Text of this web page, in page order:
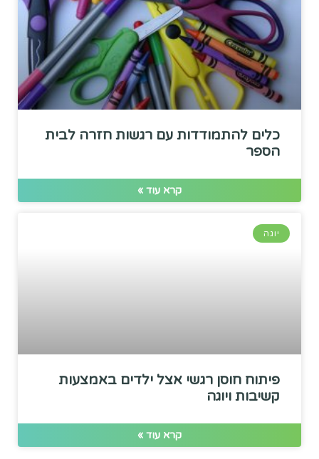
כלים להתמודדות עם רגשות חזרה לבית
הספר
קרא עוד »
יוגה
פיתוח חוסן רגשי אצל ילדים באמצעות
קשיבות ויוגה
קרא עוד »